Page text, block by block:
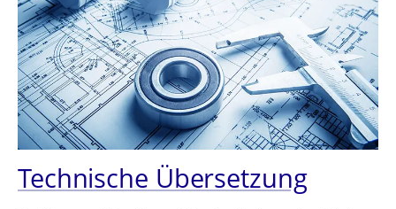
Technische Übersetzung